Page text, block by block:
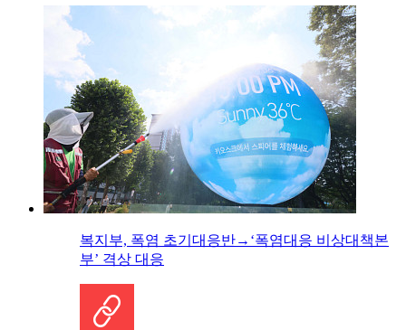
복지부, 폭염 초기대응반→‘폭염대응 비상대책본
부’ 격상 대응